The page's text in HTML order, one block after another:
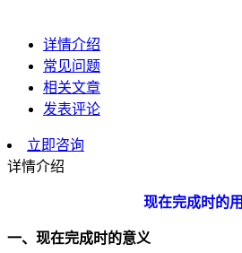
详情介绍
常见问题
相关文章
发表评论
立即咨询
详情介绍
现在完成时的
一、现在完成时的意义